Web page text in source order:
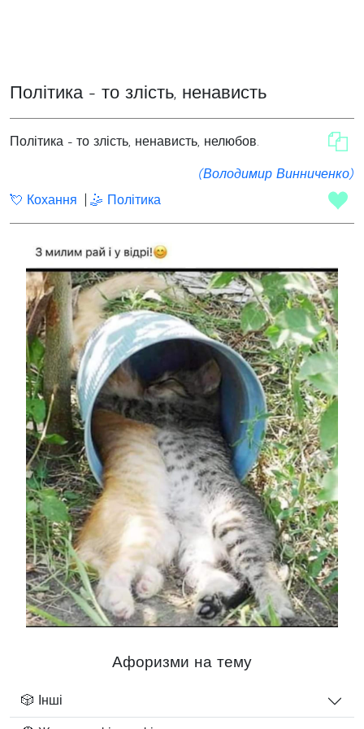
Політика - то злість, ненависть
Політика - то злість, ненависть, нелюбов.
(Володимир Винниченко)
💘 Кохання
🤹 Політика
Афоризми на тему
🎲 Інші